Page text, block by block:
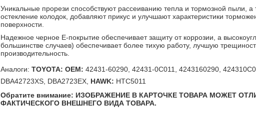
Уникальные прорези способствуют рассеиванию тепла и тормозной пыли,
остекление колодок, добавляют прикус и улучшают характеристики
поверхности.
Надежное черное E-покрытие обеспечивает защиту от коррозии, а
большинстве случаев) обеспечивает более тихую работу, лучшую
производительность.
Аналоги: TOYOTA: OEM: 42431-60290, 42431-0C011, 4243160290,
DBA42723XS, DBA2723EX, HAWK: HTC5011
Обратите внимание: ИЗОБРАЖЕНИЕ В КАРТОЧКЕ ТОВАРА МОЖЕТ
ФАКТИЧЕСКОГО ВНЕШНЕГО ВИДА ТОВАРА.